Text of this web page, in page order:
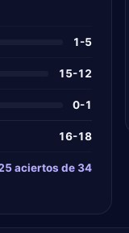
1-5
15-12
0-1
16-18
aciertos de 34